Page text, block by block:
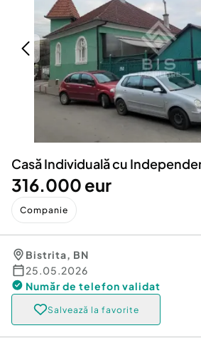
Servicii
Animale de companie
Afaceri și echipamente
Inchiriere Bunuri si Vehicule
Utilaje agricole si industriale
Piese auto si accesorii
Dacia Duster
Casă Individuală cu
316.000 eur
Companie
Bistrita, BN
25.05.2026
Număr de telefon validat
Salvează la favorite